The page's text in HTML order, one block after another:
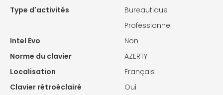
Type d'activités
Bureautique
Professionnel
Intel Evo
Non
Norme du clavier
AZERTY
Localisation
Français
Clavier rétroéclairé
Oui